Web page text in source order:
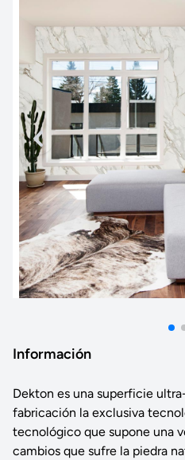
Información
Dekton es una superficie
fabricación la exclusiva
tecnológico que supone una
cambios que sufre la piedra